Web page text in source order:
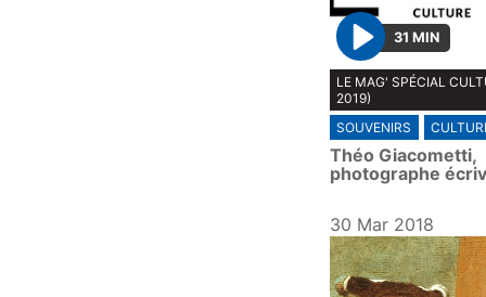
P
l
a
y
31 MIN
LE MAG' SPÉCIAL
2019)
SOUVENIRS
Théo Giacometti,
photographe
30 Mar 2018